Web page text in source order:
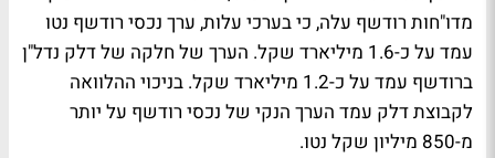
מדו"חות רודשף עלה, כי בערכי עלות, ערך נכסי רודשף נטו
עמד על כ-1.6 מיליארד שקל. הערך של חלקה של דלק נדל"ן
ברודשף עמד על כ-1.2 מיליארד שקל. בניכוי ההלוואה
לקבוצת דלק עמד הערך הנקי של נכסי רודשף על יותר
מ-850 מיליון שקל נטו.